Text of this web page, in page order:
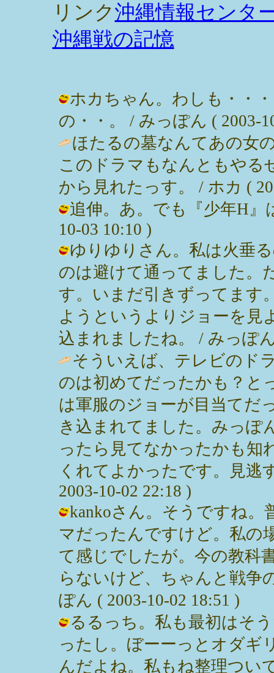
リンク沖縄情報センタ
沖縄戦の記憶
ホカちゃん。わしも・・
の・・。 / みっぽん ( 2003-
ほたるの墓なんてあの女
このドラマもなんともやる
から見れたっす。 / ホカ (
追伸。あ。でも『少年H』
10-03 10:10 )
ゆりゆりさん。私は火垂
のは避けて通ってました。
す。いまだ引きずってます
ようというよりジョーを見
込まれましたね。 / みっぽ
そういえば、テレビのド
のは初めてだったかも？と
は軍服のジョーが目当てだ
き込まれてました。みっぽ
ったら見てなかったかも知
くれてよかったです。見逃
2003-10-02 22:18 )
kankoさん。そうですね。
マだったんですけど。私の
て感じでしたが。今の教科
らないけど、ちゃんと戦争
ぽん ( 2003-10-02 18:51 )
るるっち。私も最初はそ
ったし。ぼーーっとオダギ
んだよね。私もね整理つい